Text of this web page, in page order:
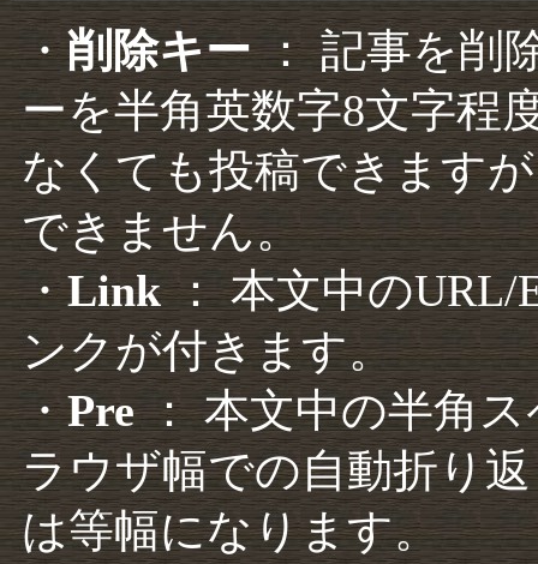
・削除キー： 記事を削
ーを半角英数字8文字程
なくても投稿できます
できません。
・Link： 本文中のURL/
ンクが付きます。
・Pre： 本文中の半角
ラウザ幅での自動折り
は等幅になります。